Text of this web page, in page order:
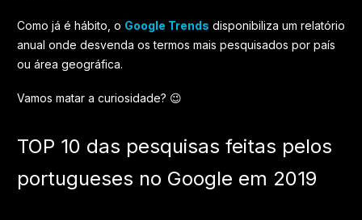
Como já é hábito, o Google Trends disponibiliza um relatório
anual onde desvenda os termos mais pesquisados por país
ou área geográfica.
Vamos matar a curiosidade? 😉
TOP 10 das pesquisas feitas pelos
portugueses no Google em 2019